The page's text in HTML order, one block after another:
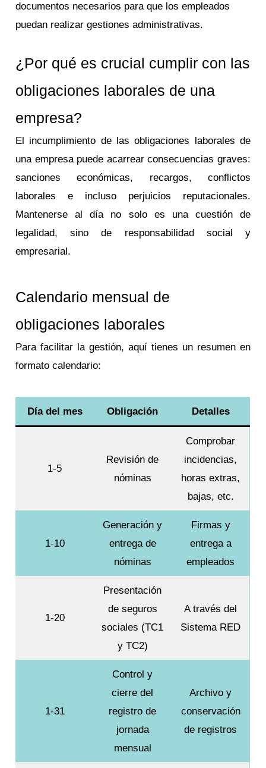
documentos necesarios para que los empleados
puedan realizar gestiones administrativas.
¿Por qué es crucial cumplir con las
obligaciones laborales de una
empresa?
El incumplimiento de las obligaciones laborales de
una empresa puede acarrear consecuencias graves:
sanciones económicas, recargos, conflictos
laborales e incluso perjuicios reputacionales.
Mantenerse al día no solo es una cuestión de
legalidad, sino de responsabilidad social y
empresarial.
Calendario mensual de
obligaciones laborales
Para facilitar la gestión, aquí tienes un resumen en
formato calendario:
Día del mes Obligación Detalles
1-5
Revisión de
nóminas
Comprobar
incidencias,
horas extras,
bajas, etc.
1-10
Generación y
entrega de
nóminas
Firmas y
entrega a
empleados
1-20
Presentación
de seguros
sociales (TC1
y TC2)
A través del
Sistema RED
1-31
Control y
cierre del
registro de
jornada
mensual
Archivo y
conservación
de registros